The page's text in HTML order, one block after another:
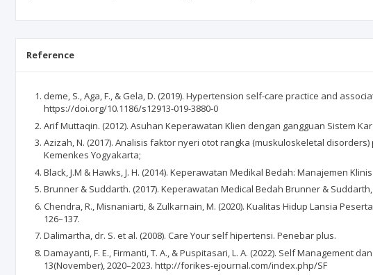
Reference
deme, S., Aga, F., & Gela, D. (2019). Hypertension self-care practice and
https://doi.org/10.1186/s12913-019-3880-0
Arif Muttaqin. (2012). Asuhan Keperawatan Klien dengan gangguan Sistem
Azizah, N. (2017). Analisis faktor nyeri otot rangka (muskuloskeletal
Kemenkes Yogyakarta;
Black, J.M & Hawks, J. H. (2014). Keperawatan Medikal Bedah: Manajemen
Brunner & Suddarth. (2017). Keperawatan Medical Bedah Brunner & Suddarth,
Chendra, R., Misnaniarti, & Zulkarnain, M. (2020). Kualitas Hidup Lansia
126–137.
Dalimartha, dr. S. et al. (2008). Care Your self hipertensi. Penebar plus.
Damayanti, F. E., Firmanti, T. A., & Puspitasari, L. A. (2022). Self
13(November), 2020–2023. http://forikes-ejournal.com/index.php/SF